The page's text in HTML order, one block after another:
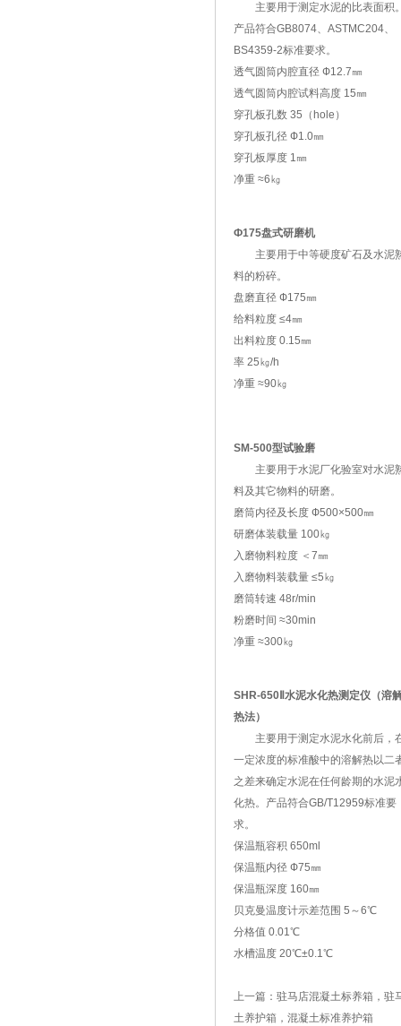
主要用于测定水泥的比表面积
产品符合GB8074、ASTMC204、
BS4359-2标准要求。
透气圆筒内腔直径 Ф12.7㎜
透气圆筒内腔试料高度 15㎜
穿孔板孔数 35（hole）
穿孔板孔径 Ф1.0㎜
穿孔板厚度 1㎜
净重 ≈6㎏
Ф175盘式研磨机
主要用于中等硬度矿石及水泥
料的粉碎。
盘磨直径 Ф175㎜
给料粒度 ≤4㎜
出料粒度 0.15㎜
率 25㎏/h
净重 ≈90㎏
SM-500型试验磨
主要用于水泥厂化验室对水泥
料及其它物料的研磨。
磨筒内径及长度 Ф500×500㎜
研磨体装载量 100㎏
入磨物料粒度 ＜7㎜
入磨物料装载量 ≤5㎏
磨筒转速 48r/min
粉磨时间 ≈30min
净重 ≈300㎏
SHR-650Ⅱ水泥水化热测定仪（溶
热法）
主要用于测定水泥水化前后，
一定浓度的标准酸中的溶解热以二
之差来确定水泥在任何龄期的水泥
化热。产品符合GB/T12959标准要
求。
保温瓶容积 650ml
保温瓶内径 Ф75㎜
保温瓶深度 160㎜
贝克曼温度计示差范围 5～6℃
分格值 0.01℃
水槽温度 20℃±0.1℃
上一篇： 驻马店混凝土标养箱，驻
土养护箱，混凝土标准养护箱